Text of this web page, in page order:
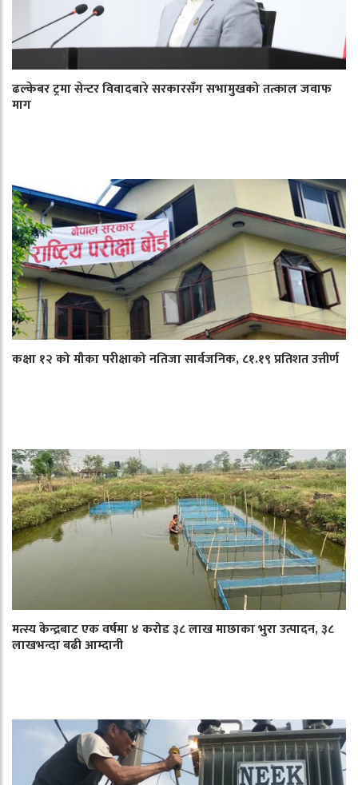
ढल्केबर ट्रमा सेन्टर विवादबारे सरकारसँग सभामुखको तत्काल जवाफ
माग
कक्षा १२ को मौका परीक्षाको नतिजा सार्वजनिक, ८१.१९ प्रतिशत उत्तीर्ण
मत्स्य केन्द्रबाट एक वर्षमा ४ करोड ३८ लाख माछाका भुरा उत्पादन, ३८
लाखभन्दा बढी आम्दानी